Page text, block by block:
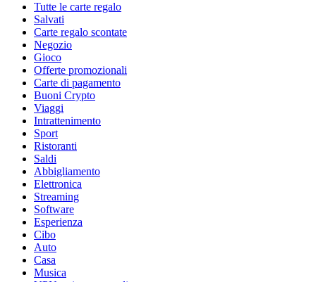
Tutte le carte regalo
Salvati
Carte regalo scontate
Negozio
Gioco
Offerte promozionali
Carte di pagamento
Buoni Crypto
Viaggi
Intrattenimento
Sport
Ristoranti
Saldi
Abbigliamento
Elettronica
Streaming
Software
Esperienza
Cibo
Auto
Casa
Musica